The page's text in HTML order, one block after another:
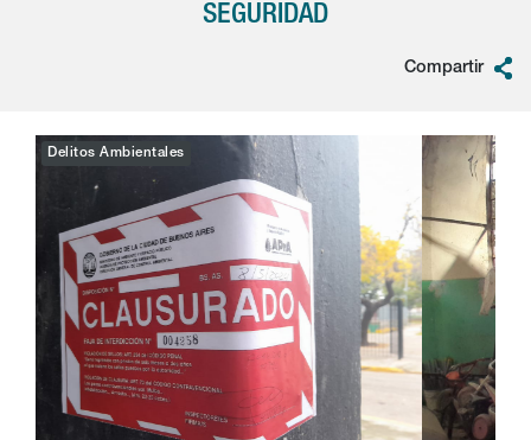
SEGURIDAD
Compartir
Delitos Ambientales